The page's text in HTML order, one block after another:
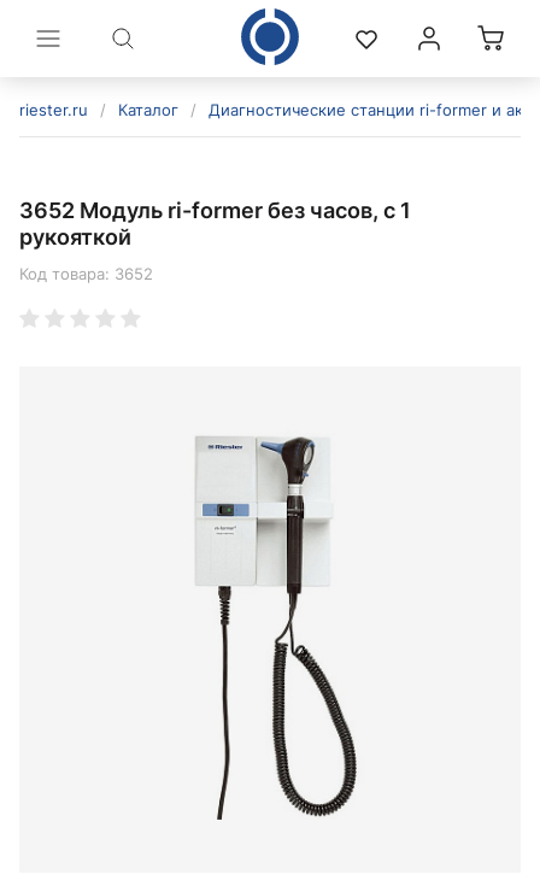
riester.ru / Каталог / Диагностические станции ri-former и
3652 Модуль ri-former без часов, с 1
рукояткой
Код товара: 3652